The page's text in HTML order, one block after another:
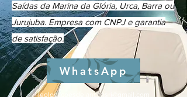
Saídas da Marina da Glória, Urca, Barra ou
Jurujuba. Empresa com CNPJ e garantia
de satisfação.
WhatsApp
leolocacoesdelanchasrj@gmail.com